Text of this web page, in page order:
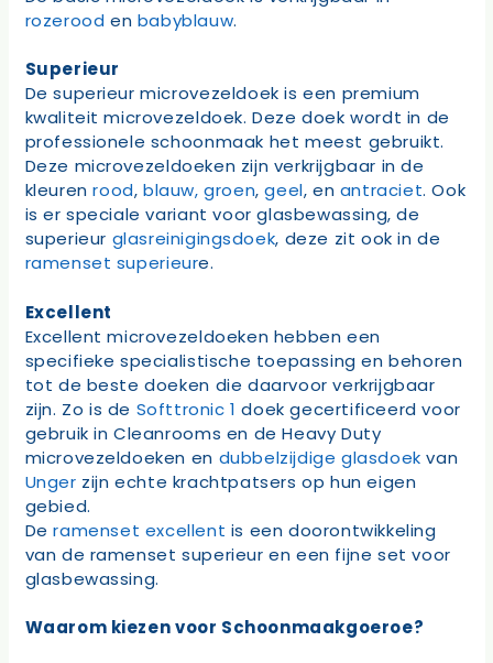
rozerood en babyblauw.
Superieur
De superieur microvezeldoek is een premium
kwaliteit microvezeldoek. Deze doek wordt in de
professionele schoonmaak het meest gebruikt.
Deze microvezeldoeken zijn verkrijgbaar in de
kleurenrood, blauw, groen,geel, en antraciet. Ook
is er speciale variant voor glasbewassing, de
superieur glasreinigingsdoek, deze zit ook in de
ramenset superieure.
Excellent
Excellent microvezeldoeken hebben een
specifieke specialistische toepassing en behoren
tot de beste doeken die daarvoor verkrijgbaar
zijn. Zo is de Softtronic 1 doek gecertificeerd voor
gebruik in Cleanrooms en de Heavy Duty
microvezeldoeken en dubbelzijdige glasdoek van
Unger zijn echte krachtpatsers op hun eigen
gebied.
Deramenset excellent is een doorontwikkeling
van de ramenset superieur en een fijne set voor
glasbewassing.
Waarom kiezen voor Schoonmaakgoeroe?